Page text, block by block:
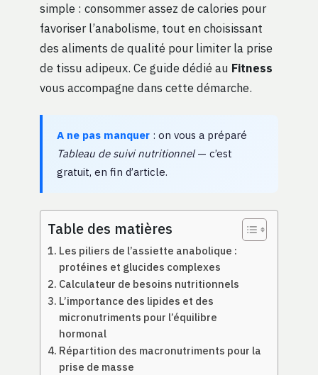
simple : consommer assez de calories pour
favoriser l’anabolisme, tout en choisissant
des aliments de qualité pour limiter la prise
de tissu adipeux. Ce guide dédié au Fitness
vous accompagne dans cette démarche.
A ne pas manquer : on vous a préparé
Tableau de suivi nutritionnel— c’est
gratuit, en fin d’article.
Table des matières
Les piliers de l’assiette anabolique :
protéines et glucides complexes
Calculateur de besoins nutritionnels
L’importance des lipides et des
micronutriments pour l’équilibre
hormonal
Répartition des macronutriments pour la
prise de masse